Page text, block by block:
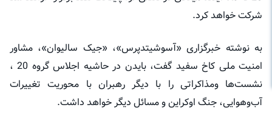
شرکت خواهد کرد.
به نوشته خبرگزاری «آسوشیتدپرس»، «جیک سالیوان»، مشاور
امنیت ملی کاخ سفید گفت، بایدن در حاشیه اجلاس گروه 20 ،
نشست‌ها ومذاکراتی را با دیگر رهبران با محوریت تغییرات
آب‌وهوایی، جنگ اوکراین و مسائل دیگر خواهد داشت.